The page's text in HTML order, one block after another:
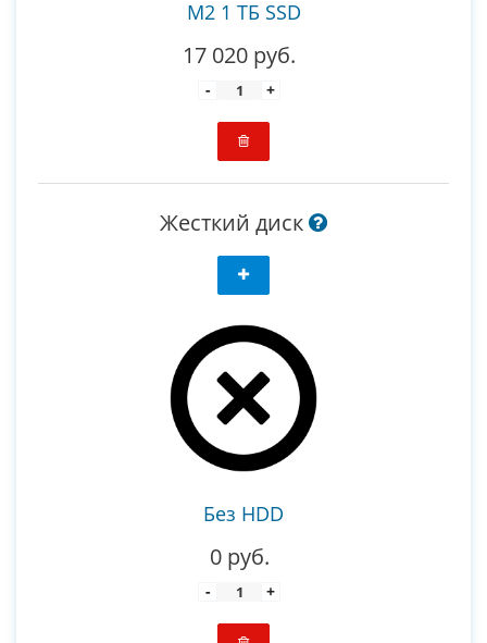
M2 1 ТБ SSD
17 020 руб.
- +
Жесткий диск
Без HDD
0 руб.
- +